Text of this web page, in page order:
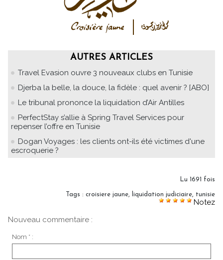
AUTRES ARTICLES
Travel Evasion ouvre 3 nouveaux clubs en Tunisie
Djerba la belle, la douce, la fidèle : quel avenir ? [ABO]
Le tribunal prononce la liquidation d’Air Antilles
PerfectStay s’allie à Spring Travel Services pour
repenser l’offre en Tunisie
Dogan Voyages : les clients ont-ils été victimes d'une
escroquerie ?
Lu 1691 fois
Tags : croisiere jaune liquidation judiciaire tunisie
Notez
Nouveau commentaire :
Nom * :